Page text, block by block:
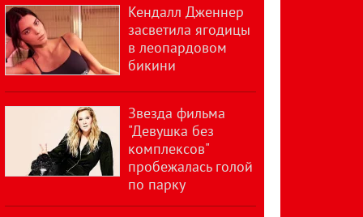
Кендалл Дженнер
засветила ягодицы
в леопардовом
бикини
Звезда фильма
"Девушка без
комплексов"
пробежалась голой
по парку